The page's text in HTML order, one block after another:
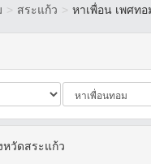
> สระแก้ว > หาเพื่อน เพศท
หวัดสระแก้ว